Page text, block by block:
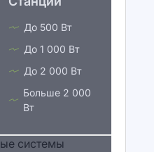
До 500 Вт
До 1 000 Вт
До 2 000 Вт
Больше 2 000
Вт